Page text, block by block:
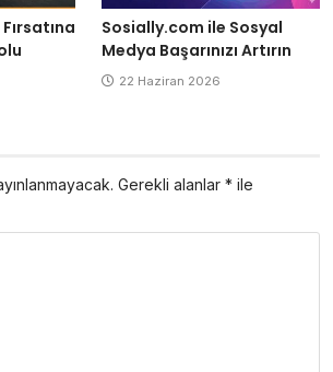
Sosially.com ile Sosyal
Medya Başarınızı Artırın
22 Haziran 2026
Gerekli alanlar * ile